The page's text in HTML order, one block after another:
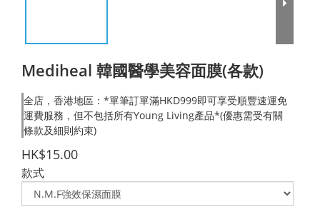
Mediheal 韓國醫學美容面膜(各款)
全店，香港地區：*單筆訂單滿HKD999即可享受順豐速運免
運費服務，但不包括所有Young Living產品*(優惠需受有關
條款及細則約束)
HK$15.00
款式